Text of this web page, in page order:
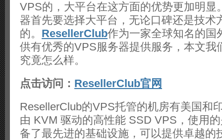
器
怎
么
样
超
低
价
VPS的，大平台在这方面的优势更加明显
器首先要选择大平台，无论口碑还是技术
的。 ResellerClub作为一家全球知名的国
供有优秀的VPS服务器提供服务，本文我
究竟怎么样。
点击访问： ResellerClub官网
ResellerClub的VPS托管的机房有美国和
由 KVM 驱动的高性能 SSD VPS，使用
备了最先进的基础设施，可以提供卓越的